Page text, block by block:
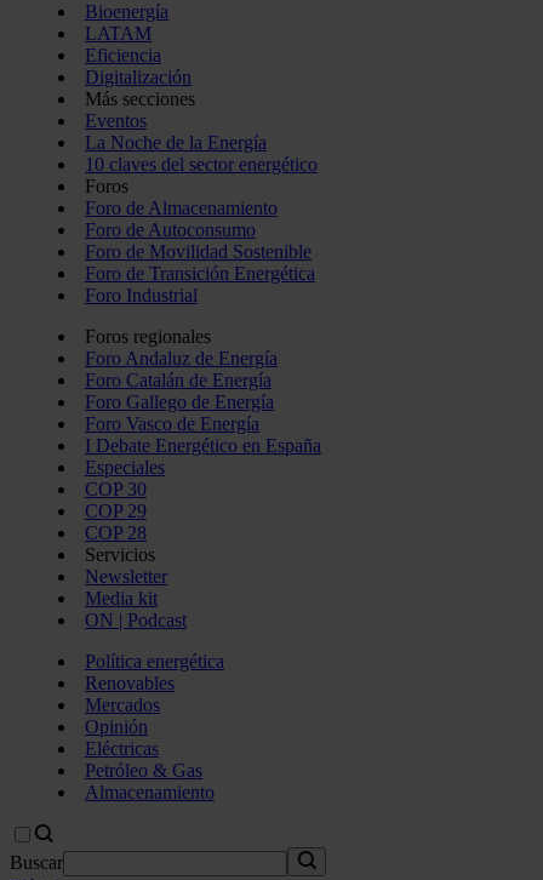
Bioenergía
LATAM
Eficiencia
Digitalización
Más secciones
Eventos
La Noche de la Energía
10 claves del sector energético
Foros
Foro de Almacenamiento
Foro de Autoconsumo
Foro de Movilidad Sostenible
Foro de Transición Energética
Foro Industrial
Foros regionales
Foro Andaluz de Energía
Foro Catalán de Energía
Foro Gallego de Energía
Foro Vasco de Energía
I Debate Energético en España
Especiales
COP 30
COP 29
COP 28
Servicios
Newsletter
Media kit
ON | Podcast
Política energética
Renovables
Mercados
Opinión
Eléctricas
Petróleo & Gas
Almacenamiento
Buscar